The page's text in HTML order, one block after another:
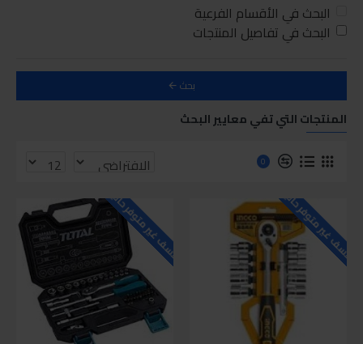
البحث في الأقسام الفرعية
البحث في تفاصيل المنتجات
بحث
المنتجات التي تفي معايير البحث
0
للاسف غير متوفر حاليا للاسف غير متوفر حاليا